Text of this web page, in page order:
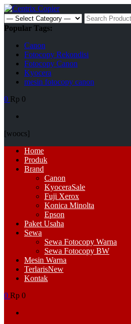
Skip
to
content
Search
for:
Popular Tags:
Canon
Fotocopy Rekondisi
Fotocopy Canon
Kyocera
mesin fotocopy canon
0 Rp 0
[woocs]
Primary
Menu
Home
Produk
Brand
Canon
KyoceraSale
Fuji Xerox
Konica Minolta
Epson
Paket Usaha
Sewa
Sewa Fotocopy Warna
Sewa Fotocopy BW
Mesin Warna
TerlarisNew
Kontak
0 Rp 0